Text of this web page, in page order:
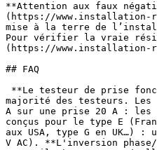
**Attention aux faux
(https://
mise à la terre de
Pour vérifier la vraie
(https://www.installation-
## FAQ
majorité des testeurs. Les
A sur une prise 20 A : les
conçus pour le type E
aux USA, type G en
V AC). **L'inversion